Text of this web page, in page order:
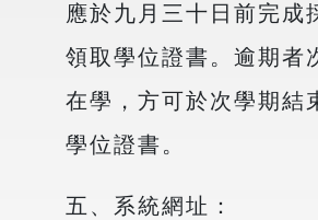
應於九月三十日前完成
領取學位證書。逾期者
在學，方可於次學期結
學位證書。
五、系統網址：